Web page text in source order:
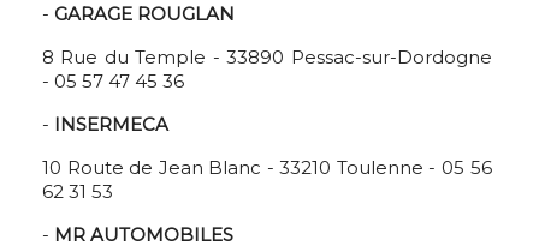
- GARAGE ROUGLAN
8 Rue du Temple - 33890 Pessac-sur-Dordogne
- 05 57 47 45 36
- INSERMECA
10 Route de Jean Blanc - 33210 Toulenne - 05 56
62 31 53
- MR AUTOMOBILES